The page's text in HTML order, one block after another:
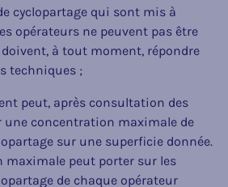
cyclopartage qui sont mis à
opérateurs ne peuvent pas être
à tout moment, répondre
techniques ;
peut, après consultation des
une concentration maximale de
sur une superficie donnée.
maximale peut porter sur les
de chaque opérateur